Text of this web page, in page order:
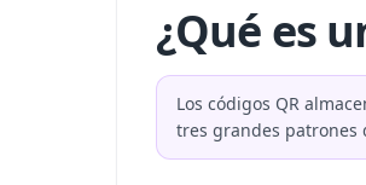
¿Qué es
Los códigos QR
tres grandes patrones